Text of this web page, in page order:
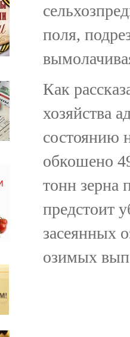
поля,
Как
хозяйства
состоянию
обкошено
тонн зерна
предстоит
засеянных
озимых